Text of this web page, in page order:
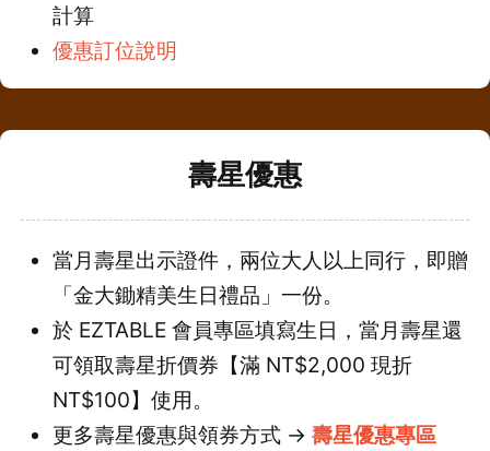
計算
優惠訂位說明
壽星優惠
當月壽星出示證件，兩位大人以上同行，即贈
「金大鋤精美生日禮品」一份。
於 EZTABLE 會員專區填寫生日，當月壽星還
可領取壽星折價券【滿 NT$2,000 現折
NT$100】使用。
更多壽星優惠與領券方式 → 壽星優惠專區